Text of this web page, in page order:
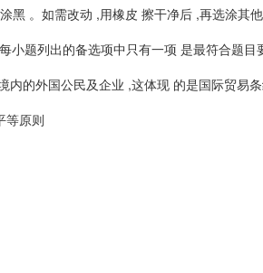
。如需改动 ,用橡皮 擦干净后 ,再选涂其他
列出的备选项中只有一项 是最符合题目
的外国公民及企业 ,这体现 的是国际贸易
等原则